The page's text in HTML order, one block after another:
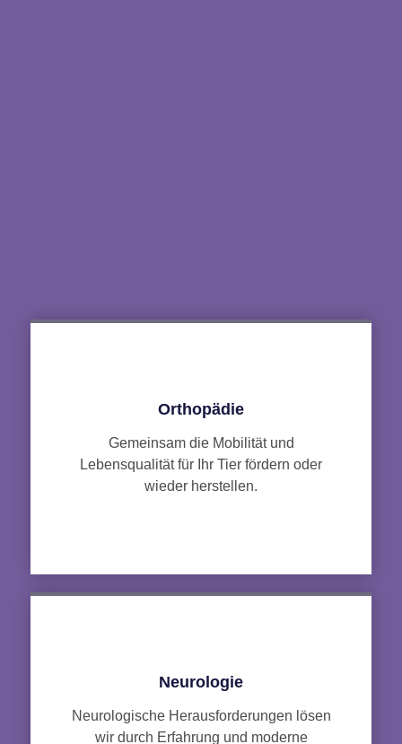
Orthopädie
Gemeinsam die Mobilität und
Lebensqualität für Ihr Tier fördern oder
wieder herstellen.
Neurologie
Neurologische Herausforderungen lösen
wir durch Erfahrung und moderne